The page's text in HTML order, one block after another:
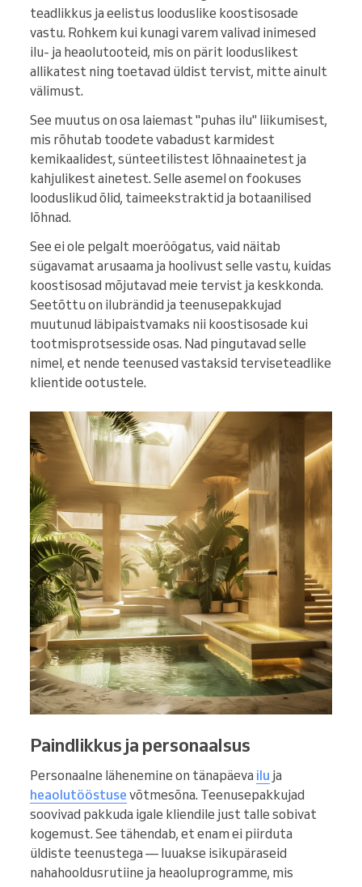
teadlikkus ja eelistus looduslike koostisosade
vastu. Rohkem kui kunagi varem valivad inimesed
ilu- ja heaolutooteid, mis on pärit looduslikest
allikatest ning toetavad üldist tervist, mitte ainult
välimust.
See muutus on osa laiemast "puhas ilu" liikumisest,
mis rõhutab toodete vabadust karmidest
kemikaalidest, sünteetilistest lõhnaainetest ja
kahjulikest ainetest. Selle asemel on fookuses
looduslikud õlid, taimeekstraktid ja botaanilised
lõhnad.
See ei ole pelgalt moeröögatus, vaid näitab
sügavamat arusaama ja hoolivust selle vastu, kuidas
koostisosad mõjutavad meie tervist ja keskkonda.
Seetõttu on ilubrändid ja teenusepakkujad
muutunud läbipaistvamaks nii koostisosade kui
tootmisprotsesside osas. Nad pingutavad selle
nimel, et nende teenused vastaksid terviseteadlike
klientide ootustele.
Paindlikkus ja personaalsus
Personaalne lähenemine on tänapäeva ilu ja
heaolutööstuse võtmesõna. Teenusepakkujad
soovivad pakkuda igale kliendile just talle sobivat
kogemust. See tähendab, et enam ei piirduta
üldiste teenustega — luuakse isikupäraseid
nahahooldusrutiine ja heaoluprogramme, mis